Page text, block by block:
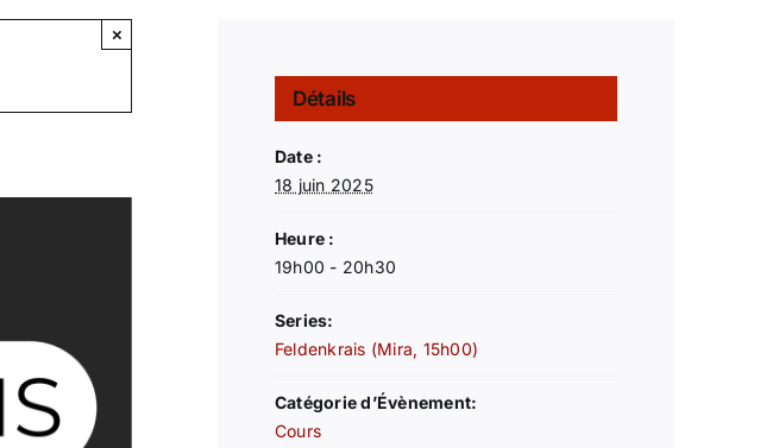
×
Détails
Date :
18 juin 2025
Heure :
19h00 - 20h30
Series:
Feldenkrais (Mira, 15h00)
Catégorie d’Évènement:
Cours